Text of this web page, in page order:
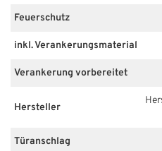
Feuerschutz
inkl. Verankerungsmaterial
Verankerung vorbereitet
Hersteller
Türanschlag